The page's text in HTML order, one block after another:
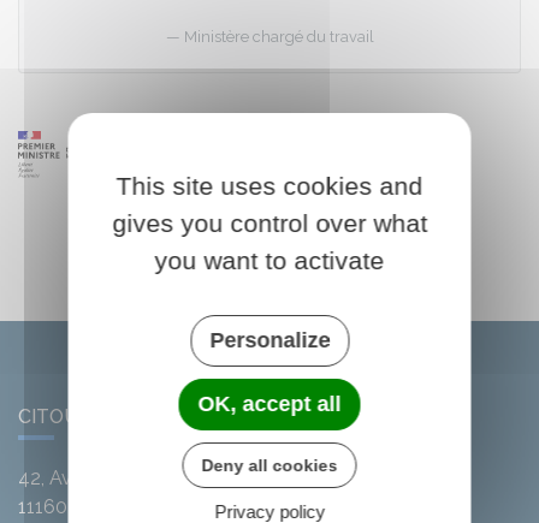
Ministère chargé du travail
CITOU
42, Avenue de l'Argent-Double
11160
This site uses cookies and
gives you control over what
you want to activate
Personalize
OK, accept all
Deny all cookies
Privacy policy